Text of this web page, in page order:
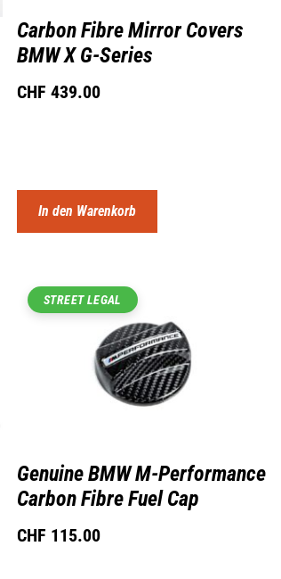
Carbon Fibre Mirror Covers
BMW X G-Series
CHF 439.00
In den Warenkorb
STREET LEGAL
Genuine BMW M-Performance
Carbon Fibre Fuel Cap
CHF 115.00